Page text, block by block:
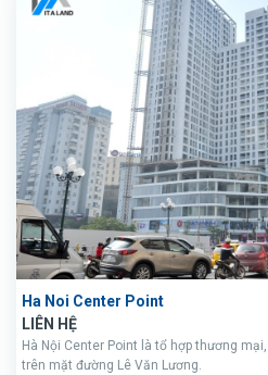
Ha Noi Center Point
LIÊN HỆ
Hà Nội Center Point là tổ hợp thương
trên mặt đường Lê Văn Lương.